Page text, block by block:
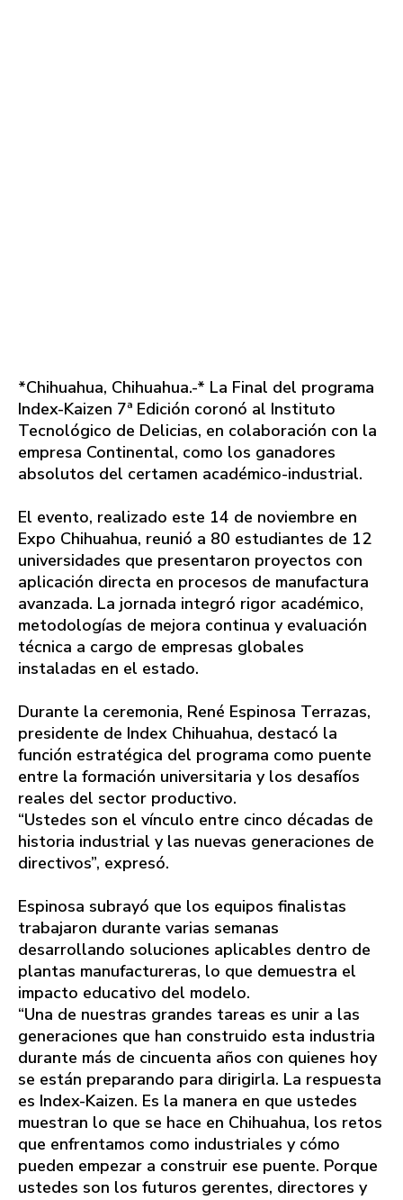
*Chihuahua, Chihuahua.-* La Final del programa
Index-Kaizen 7ª Edición coronó al Instituto
Tecnológico de Delicias, en colaboración con la
empresa Continental, como los ganadores
absolutos del certamen académico-industrial.
El evento, realizado este 14 de noviembre en
Expo Chihuahua, reunió a 80 estudiantes de 12
universidades que presentaron proyectos con
aplicación directa en procesos de manufactura
avanzada. La jornada integró rigor académico,
metodologías de mejora continua y evaluación
técnica a cargo de empresas globales
instaladas en el estado.
Durante la ceremonia, René Espinosa Terrazas,
presidente de Index Chihuahua, destacó la
función estratégica del programa como puente
entre la formación universitaria y los desafíos
reales del sector productivo.
“Ustedes son el vínculo entre cinco décadas de
historia industrial y las nuevas generaciones de
directivos”, expresó.
Espinosa subrayó que los equipos finalistas
trabajaron durante varias semanas
desarrollando soluciones aplicables dentro de
plantas manufactureras, lo que demuestra el
impacto educativo del modelo.
“Una de nuestras grandes tareas es unir a las
generaciones que han construido esta industria
durante más de cincuenta años con quienes hoy
se están preparando para dirigirla. La respuesta
es Index-Kaizen. Es la manera en que ustedes
muestran lo que se hace en Chihuahua, los retos
que enfrentamos como industriales y cómo
pueden empezar a construir ese puente. Porque
ustedes son los futuros gerentes, directores y